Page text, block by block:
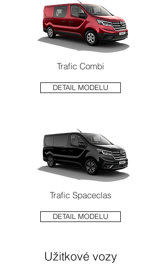
Trafic Combi
DETAIL MODELU
Trafic Spaceclas
DETAIL MODELU
Užitkové vozy